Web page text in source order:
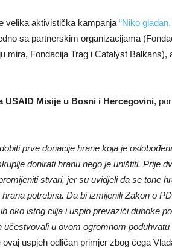
velika aktivistička kampanja “Niko
sa partnerskim organizacijama
mira, Fondacija Trag i Catalyst
USAID Misije u Bosni i Hercegovini,
prve donacije hrane koja je
donirati hranu nego je uništiti. Prije
stvari, jer su uvidjeli da se tone
potrebna. Da bi izmijenili Zakon o
oko istog cilja i uspio prevazići duboke
u ovom ogromnom
ovaj uspjeh odličan primjer zbog čega